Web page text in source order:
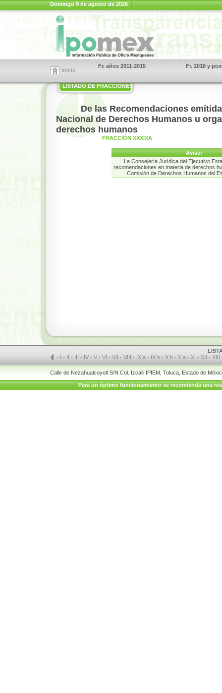
Domingo 9 de agosto de 2026
Inicio
Fr. años 2011-2015 Fr. 2018 y
LISTADO DE FRACCIONES
De las Recomendaciones
Nacional de Derechos Humanos u
derechos humanos
FRACCIÓN XXXIXA
Aviso:
La Consejería Jurídica del Ejecutivo
recomendaciones en materia de derechos
Comisión de Derechos Humanos del
- I- II- III- IV-V-VI-VII-VIII- IX a - IX b - X b - X a - XI- XII- XIII
Calle de Nezahualcoyotl S/N Col. Izcalli IPIEM, Toluca, Estado de
Para un óptimo funcionamiento se recomienda una